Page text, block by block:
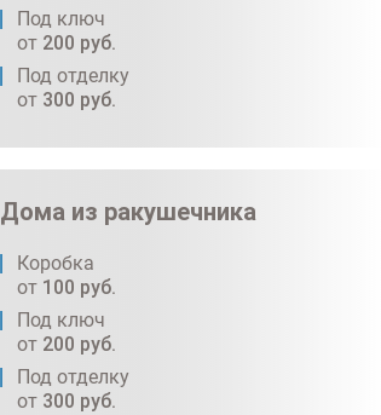
Под ключ
от 200 руб.
Под отделку
от 300 руб.
Дома из ракушечника
Коробка
от 100 руб.
Под ключ
от 200 руб.
Под отделку
от 300 руб.